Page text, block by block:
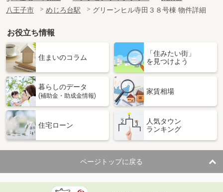
八王子市
めじろ台駅 グリーンヒル寺田３８号棟 物件詳細
お役立ち情報
住まいのコラム
「住みたい街」
を見つけよう
暮らしのデータ
(補助金・助成金情報)
家賃相場
住宅ローン
人気タウン
ランキング
ページトップに戻る